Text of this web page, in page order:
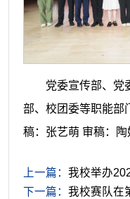
党委宣传部、党
部、校团委等职能部
稿：张艺萌 审稿：陶
上一篇： 我校举办
下一篇： 我校赛队在